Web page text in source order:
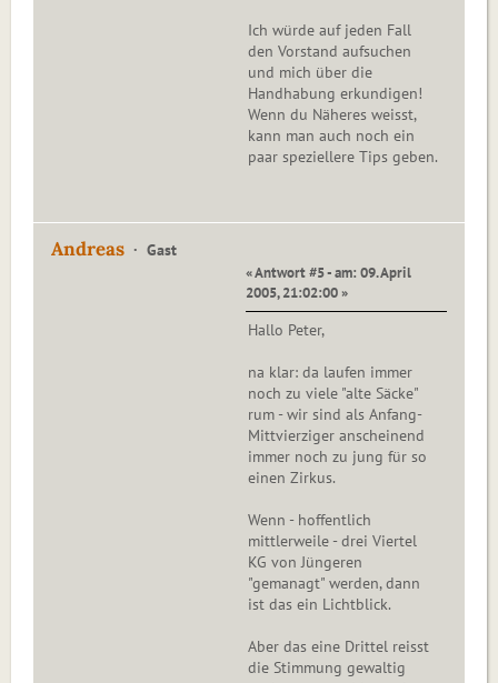
Ich würde auf jeden Fall
den Vorstand aufsuchen
und mich über die
Handhabung erkundigen!
Wenn du Näheres weisst,
kann man auch noch ein
paar speziellere Tips geben.
Andreas Gast
« Antwort #5 - am: 09. April
2005, 21:02:00 »
Hallo Peter,
na klar: da laufen immer
noch zu viele "alte Säcke"
rum - wir sind als Anfang-
Mittvierziger anscheinend
immer noch zu jung für so
einen Zirkus.
Wenn - hoffentlich
mittlerweile - drei Viertel
KG von Jüngeren
"gemanagt" werden, dann
ist das ein Lichtblick.
Aber das eine Drittel reisst
die Stimmung gewaltig